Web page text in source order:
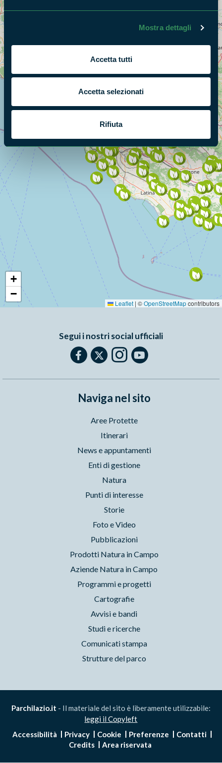
Mostra dettagli
Accetta tutti
Accetta selezionati
Rifiuta
+
−
Leaflet | ©OpenStreetMapcontributors
Segui i nostri social ufficiali
Naviga nel sito
Aree Protette
Itinerari
News e appuntamenti
Enti di gestione
Natura
Punti di interesse
Storie
Foto e Video
Pubblicazioni
Prodotti Natura in Campo
Aziende Natura in Campo
Programmi e progetti
Cartografie
Avvisi e bandi
Studi e ricerche
Comunicati stampa
Strutture del parco
Parchilazio.it - Il materiale del sito è liberamente utilizzabile:
leggi il Copyleft
Accessibilità
Privacy Cookie Preferenze
Contatti
Credits
Area riservata